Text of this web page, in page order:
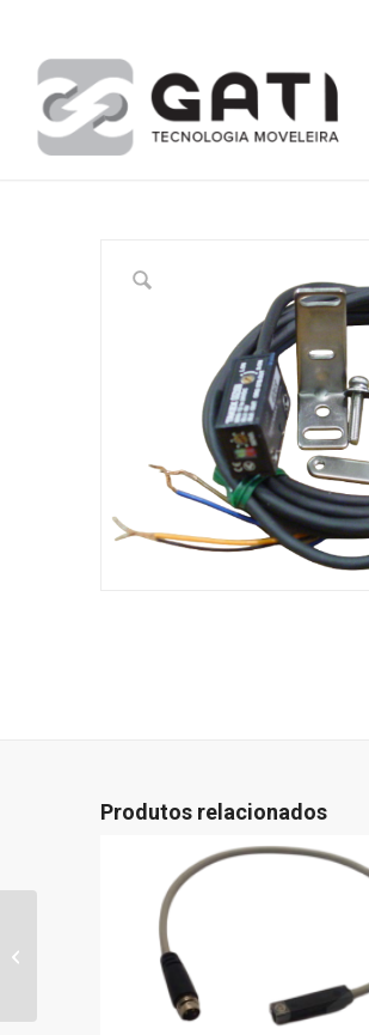
Produtos relacionados
FOTOCELULA GM-